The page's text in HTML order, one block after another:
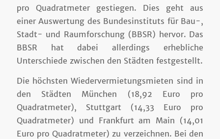
pro Quadratmeter gestiegen. Dies geht aus
einer Auswertung des Bundesinstituts für Bau-,
Stadt- und Raumforschung (BBSR) hervor. Das
BBSR hat dabei allerdings erhebliche
Unterschiede zwischen den Städten festgestellt.
Die höchsten Wiedervermietungsmieten sind in
den Städten München (18,92 Euro pro
Quadratmeter), Stuttgart (14,33 Euro pro
Quadratmeter) und Frankfurt am Main (14,01
Euro pro Quadratmeter) zu verzeichnen. Bei den